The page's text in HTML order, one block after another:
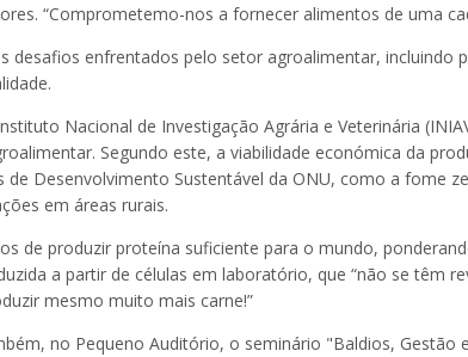
“Comprometemo-nos a fornecer alimentos de uma
desafios enfrentados pelo setor agroalimentar,
Nacional de Investigação Agrária e Veterinária
Segundo este, a viabilidade económica da
de Desenvolvimento Sustentável da ONU, como a fome
em áreas rurais.
de produzir proteína suficiente para o mundo,
a partir de células em laboratório, que “não se têm
mesmo muito mais carne!”
no Pequeno Auditório, o seminário "Baldios, Gestão